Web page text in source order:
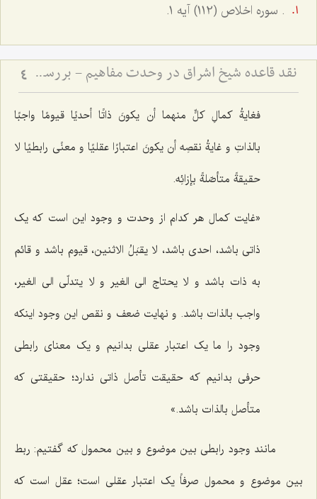
. سوره اخلاص (112) آیه 1.
نقد قاعده شیخ اشراق در وحدت مفاهیم - بررسی امکان انتزاع مفاهیم متعدد از ذات واحد 4
فغایةُ کمالِ کلٍّ منهما أن یکونَ ذاتًا أحدیًا قیومًا واجبًا
بالذاتِ و غایةُ نقصِه أن یکونَ اعتبارًا عقلیًا و معنًى رابطیًا لا
حقیقةً متأصّلةً بإزائِه.
«غایت کمال هر کدام از وحدت و وجود این است که یک
ذاتی باشد، احدى باشد، لا یقبَلُ الاثنین، قیوم باشد و قائم
به ذات باشد و لا یحتاج الى الغیر و لا یتدلّى الى الغیر،
واجب بالذات باشد. و نهایت ضعف و نقص این وجود اینکه
وجود را ما یک اعتبار عقلى بدانیم و یک معناى رابطى
حرفى بدانیم که حقیقت تأصل ذاتى ندارد؛ حقیقتى که
متأصل بالذات باشد.»
مانند وجود رابطى بین موضوع و بین محمول که گفتیم: ربط
بین موضوع و محمول صرفاً یک اعتبار عقلى است؛ عقل است که